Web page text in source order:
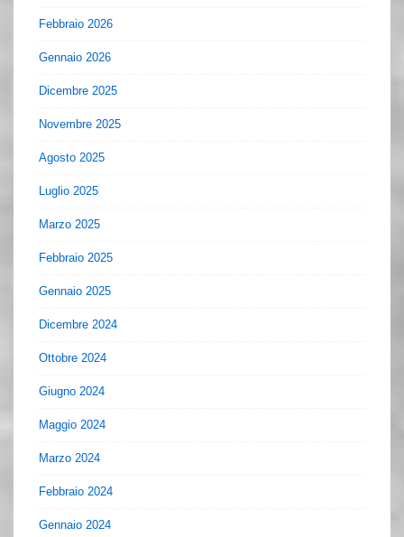
Febbraio 2026
Gennaio 2026
Dicembre 2025
Novembre 2025
Agosto 2025
Luglio 2025
Marzo 2025
Febbraio 2025
Gennaio 2025
Dicembre 2024
Ottobre 2024
Giugno 2024
Maggio 2024
Marzo 2024
Febbraio 2024
Gennaio 2024